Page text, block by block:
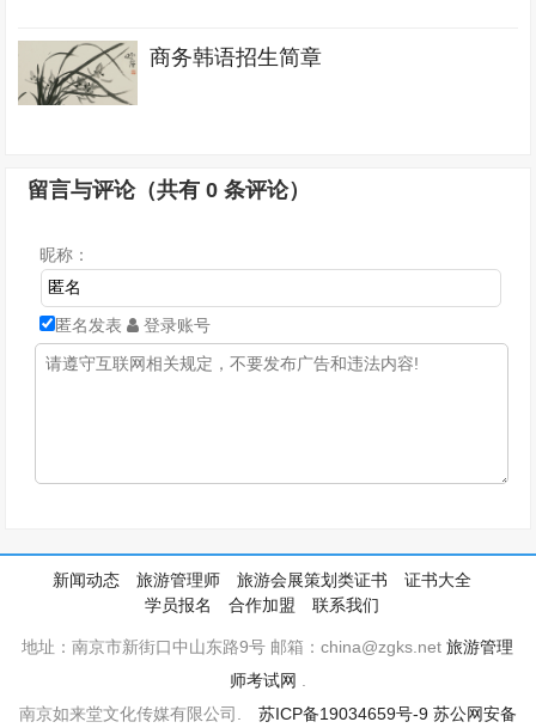
商务韩语招生简章
留言与评论（共有0 条评论）
昵称：
匿名发表 登录账号
新闻动态 旅游管理师 旅游会展策划类证书
证书大全
学员报名
合作加盟 联系我们
地址：南京市新街口中山东路9号 邮箱：china@zgks.net旅游管理
师考试网
南京如来堂文化传媒有限公司. 苏ICP备19034659号-9 苏公网安备